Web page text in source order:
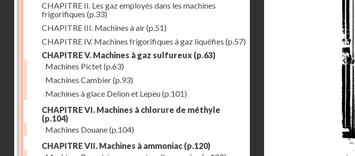
CHAPITRE II. Les gaz employés dans les machines
frigorifiques (p.33)
CHAPITRE III. Machines à air(p.51)
CHAPITRE IV. Machines frigorifiques à gaz liquéfies (p.57)
CHAPITRE V. Machines à gaz sulfureux (p.63)
Machines Pictet(p.63)
Machines Cambier(p.93)
Machines à glace Delion et Lepeu(p.101)
CHAPITRE VI. Machines à chlorure de méthyle
(p.104)
Machines Douane(p.104)
CHAPITRE VII. Machines à ammoniac (p.120)